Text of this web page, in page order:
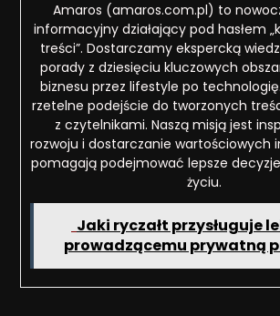
Amaros (amaros.com.pl) to
informacyjny działający pod hasłem
treści”. Dostarczamy ekspercką
porady z dziesięciu kluczowych
biznesu przez lifestyle po
rzetelne podejście do tworzonych
z czytelnikami. Naszą misją jest
rozwoju i dostarczanie wartościowych
pomagają podejmować lepsze
życiu.
Jaki ryczałt przysługuje
prowadzącemu prywatną